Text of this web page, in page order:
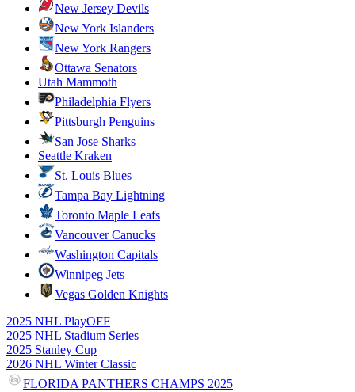
New Jersey Devils
New York Islanders
New York Rangers
Ottawa Senators
Utah Mammoth
Philadelphia Flyers
Pittsburgh Penguins
San Jose Sharks
Seattle Kraken
St. Louis Blues
Tampa Bay Lightning
Toronto Maple Leafs
Vancouver Canucks
Washington Capitals
Winnipeg Jets
Vegas Golden Knights
2025 NHL PlayOFF
2025 NHL Stadium Series
2025 Stanley Cup
2026 NHL Winter Classic
FLORIDA PANTHERS CHAMPS 2025